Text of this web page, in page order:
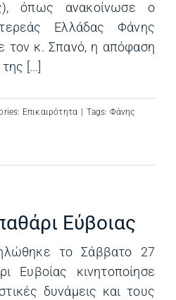
όπως ανακοίνωσε ο
Ελλάδας Φάνης
τον κ. Σπανό, η απόφαση
[...]
Επικαιρότητα Tags: Φάνης
Εύβοιας
το Σάββατο 27
Ευβοίας κινητοποίησε
δυνάμεις και τους